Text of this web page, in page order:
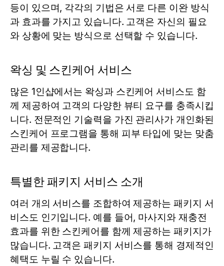
등이 있으며, 각각의 기법은 서로 다른 이완 방식
과 효과를 가지고 있습니다. 고객은 자신의 필요
와 상황에 맞는 방식으로 선택할 수 있습니다.
왁싱 및 스킨케어 서비스
많은 1인샵에서는 왁싱과 스킨케어 서비스도 함
께 제공하여 고객의 다양한 뷰티 요구를 충족시킵
니다. 전문적인 기술력을 가진 관리사가 개인화된
스킨케어 프로그램을 통해 피부 타입에 맞는 맞춤
관리를 제공합니다.
특별한 패키지 서비스 소개
여러 개의 서비스를 조합하여 제공하는 패키지 서
비스도 인기입니다. 예를 들어, 마사지와 재충전
효과를 위한 스킨케어를 함께 제공하는 패키지가
많습니다. 고객은 패키지 서비스를 통해 경제적인
혜택도 누릴 수 있습니다.